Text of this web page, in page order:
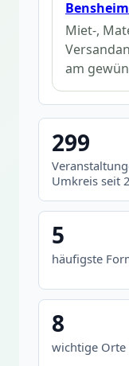
Bensheim
Miet-,
am
299
Umkreis seit
5
häufigste
8
wichtige